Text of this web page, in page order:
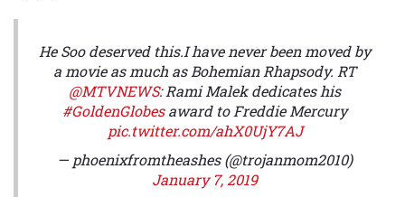
He Soo deserved this.I have never been moved by
a movie as much as Bohemian Rhapsody. RT
@MTVNEWS: Rami Malek dedicates his
#GoldenGlobesaward to Freddie Mercury
pic.twitter.com/ahX0UjY7AJ
— phoenixfromtheashes (@trojanmom2010)
January 7, 2019